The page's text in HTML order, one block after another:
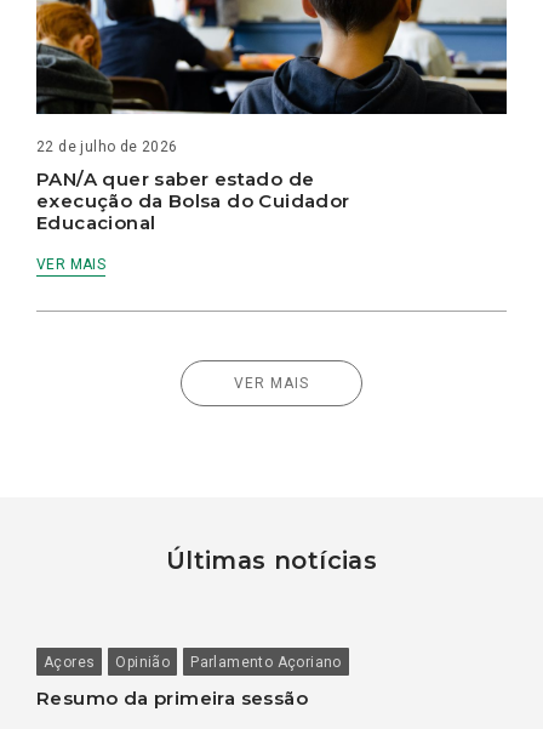
22 de julho de 2026
PAN/A quer saber estado de
execução da Bolsa do Cuidador
Educacional
VER MAIS
VER MAIS
Últimas notícias
Açores Opinião Parlamento Açoriano
Resumo da primeira sessão